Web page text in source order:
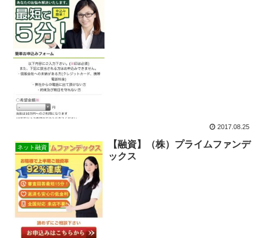
2017.08.25
ネット融資
【融資】（株）プライムファンデ
ックス